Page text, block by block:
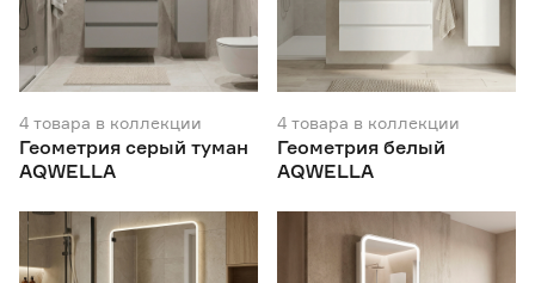
4 товара в коллекции
Геометрия серый туман
AQWELLA
4 товара в коллекции
Геометрия белый
AQWELLA